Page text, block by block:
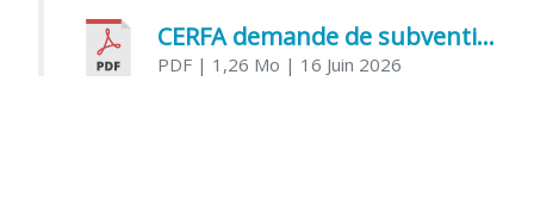
CERFA demande de subvention association
PDF | 1,26 Mo | 16 Juin 2026